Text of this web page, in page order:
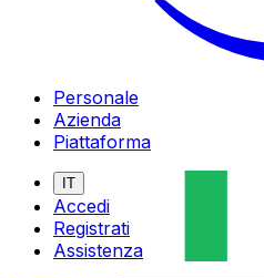
Personale
Azienda
Piattaforma
IT
Accedi
Registrati
Assistenza